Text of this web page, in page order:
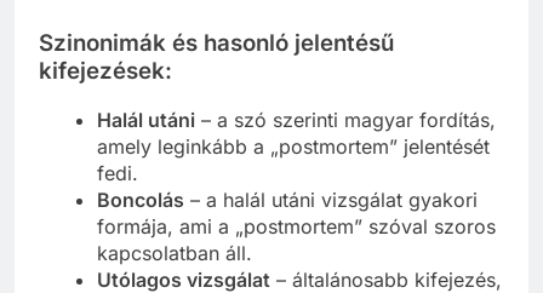
Szinonimák és hasonló jelentésű
kifejezések:
Halál utáni – a szó szerinti magyar fordítás,
amely leginkább a „postmortem” jelentését
fedi.
Boncolás – a halál utáni vizsgálat gyakori
formája, ami a „postmortem” szóval szoros
kapcsolatban áll.
Utólagos vizsgálat – általánosabb kifejezés,